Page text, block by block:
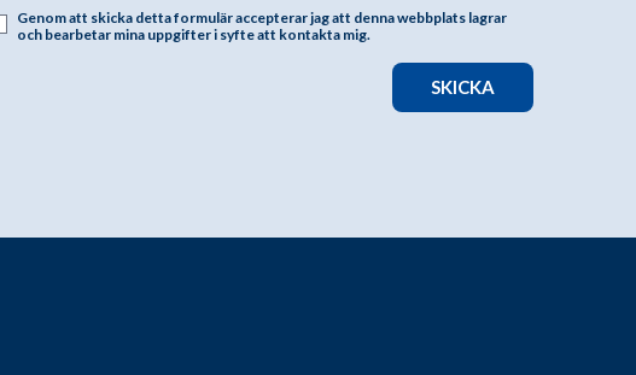
Genom att skicka detta formulär accepterar jag att denna webbplats lagrar
och bearbetar mina uppgifter i syfte att kontakta mig.
SKICKA